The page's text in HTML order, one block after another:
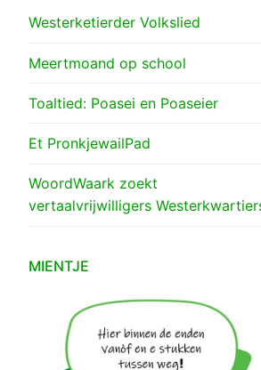
Westerketierder Volkslied
Meertmoand op school
Toaltied: Poasei en Poaseier
Et PronkjewailPad
WoordWaark zoekt
vertaalvrijwilligers
MIENTJE